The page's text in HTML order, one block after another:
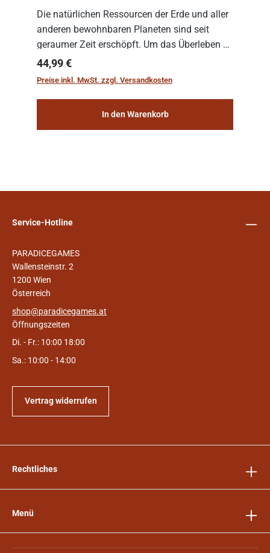
Die natürlichen Ressourcen der Erde und aller
anderen bewohnbaren Planeten sind seit
geraumer Zeit erschöpft. Um das Überleben zu
sichern, wurden die sogenannten
„Weltenschiffe“ gebaut. Auf diesen
Regulärer Preis:
44,99 €
Preise inkl. MwSt. zzgl. Versandkosten
In den Warenkorb
Service-Hotline
PARADICEGAMES
Wallensteinstr. 2
1200 Wien
Österreich
shop@paradicegames.at
Öffnungszeiten
Di. - Fr.: 10:00 18:00
Sa.: 10:00 - 14:00
Vertrag widerrufen
Rechtliches
Menü